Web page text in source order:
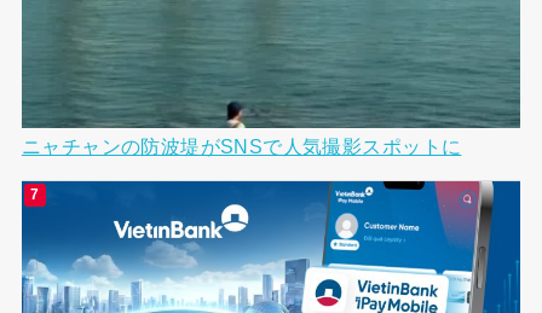
ニャチャンの防波堤がSNSで人気撮影スポットに